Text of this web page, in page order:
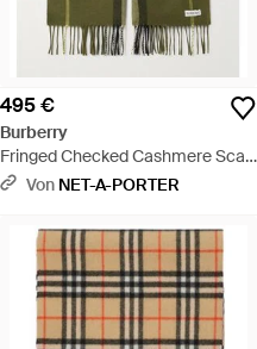
495 €
Burberry
Fringed Checked Cashmere Scarf
- Grün
Von NET-A-PORTER